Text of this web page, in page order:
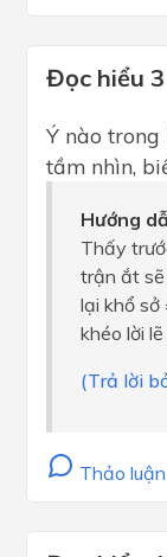
Đọc hiểu
Ý nào
tầm nhìn,
Hướng
Thấy
trận ắt sẽ
lại khổ sở
khéo lời
(Trả lời
Thảo